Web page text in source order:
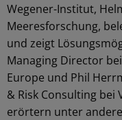
Wegener-Institut,
Meeresforschung,
und zeigt
Managing Director
Europe und Phil
& Risk Consulting bei
erörtern unter